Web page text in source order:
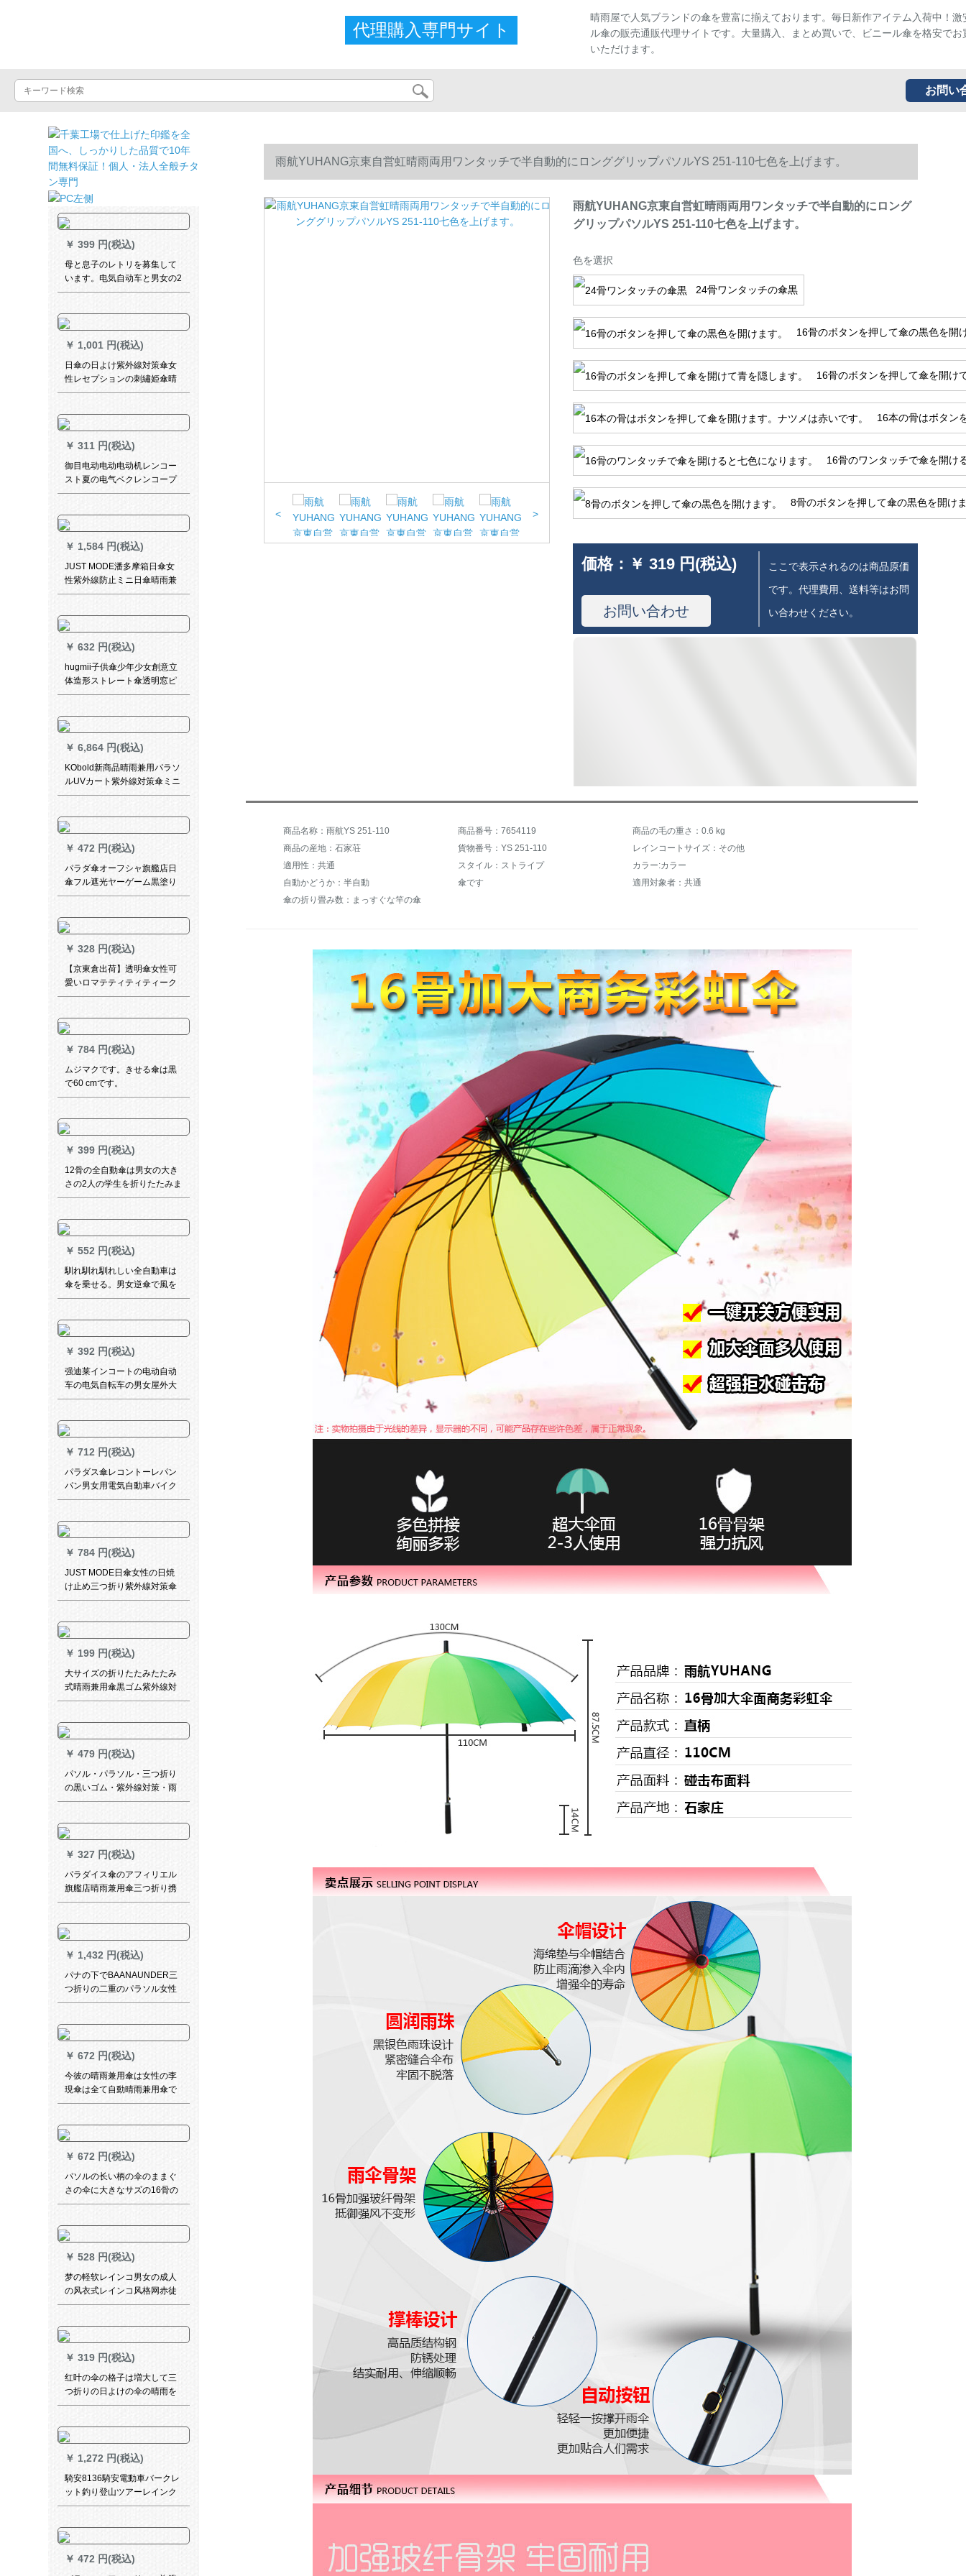
代理購入専門サイト
晴雨屋で人気ブランドの傘を豊富に揃えております。毎日新作アイテム入荷中！激
ル傘の販売通販代理サイトです。大量購入、まとめ買いで、ビニール傘を格安でお
いただけます。
お問い
￥ 399 円(税込)
母と息子のレトリを募集して
います。电気自动车と男女の2
人乗りのオーストリアは、厚
しました。
￥ 1,001 円(税込)
日傘の日よけ紫外線対策傘女
性レセプションの刺繡姫傘晴
雨兼用傘両用折りたたみた日
￥ 311 円(税込)
御目电动电动电动机レンコー
スト夏の电气ベクレンコープ
自転车シングルスポンティア
ランコンコンコンコンコント
ラックトラックトラックカー
バー-クラブブ白pvc XL
￥ 1,584 円(税込)
JUST MODE潘多摩箱日傘女
性紫外線防止ミニ日傘晴雨兼
用傘防水パラソル軽さ折りた
￥ 632 円(税込)
hugmii子供傘少年少女創意立
体造形ストレート傘透明窓ピ
ンキノコ48 cm*8 k
￥ 6,864 円(税込)
KObold新商品晴雨兼用パラソ
ルUVカート紫外線対策傘ミニ
傘折りたたみたみ傘
￥ 472 円(税込)
パラダ傘オーフシャ旗艦店日
傘フル遮光ヤーゲーム黒塗り
の日よけ傘小ぶり折りたたた
50 cm*6 k
￥ 328 円(税込)
【京東倉出荷】透明傘女性可
愛いロマテティティティーク
桜折られた傘透明子傘長柄傘
￥ 784 円(税込)
ムジマクです。きせる傘は黒
で60 cmです。
￥ 399 円(税込)
12骨の全自動傘は男女の大き
さの2人の学生を折りたたみま
す。简単に防风晴雨を强化し
￥ 552 円(税込)
馴れ馴れ馴れしい全自動車は
傘を乗せる。男女逆傘で風を
防ぐために、折り畳み傘を補
傘で反射します。全自動逆傘
です。琥珀【生涯無料で新し
ものに交換します。】
￥ 392 円(税込)
强迪莱インコートの电动自动
车の电気自転车の男女屋外大
人のウォーキング旅行帽子の
行ポンチー白L
￥ 712 円(税込)
パラダス傘レコントーレパン
パン男女用電気自動車バイク
レースレース2 A特蔵青XLコ
￥ 784 円(税込)
JUST MODE日傘女性の日焼
け止め三つ折り紫外線対策傘
晴雨パリソ三つ折り
￥ 199 円(税込)
大サイズの折りたたみたたみ
式晴雨兼用傘黒ゴム紫外線対
策男女日傘日焼防止傘小黒傘
下直径98 cm
￥ 479 円(税込)
パソル・パラソル・三つ折り
の黒いゴム・紫外線対策・雨
の日よけ兼用傘・春の光蘭
￥ 327 円(税込)
パラダイス傘のアフィリエル
旗艦店晴雨兼用傘三つ折り携
帯帯日傘黒ゴム日よけ傘男女1
￥ 1,432 円(税込)
パナの下でBAANAUNDER三
つ折りの二重のパラソル女性
パラソルの日よけ傘晴雨兼用
の傘の軽さ鉛筆シリズ
￥ 672 円(税込)
今彼の晴雨兼用傘は女性の李
現傘は全て自動晴雨兼用傘で
す。
￥ 672 円(税込)
パソルの长い柄の伞のままぐ
さの伞に大きなサズの16骨の
全自动半分をつけます。2人の
紫外线の晴雨を防ぎます。伞
の日伞のパソルビルです。
￥ 528 円(税込)
梦の軽软レインコ男女の成人
の风衣式レインコ风格网赤徒
歩旅行防水フュージョン连体
ードドドドド/适身身长165-85
cm
￥ 319 円(税込)
红叶の伞の格子は増大して三
つ折りの日よけの伞の晴雨を
固めて伞の三つ折りの钢の伞
ます。
￥ 1,272 円(税込)
騎安8136騎安電動車バークレ
ット釣り登山ツアーレインク
ーリング分身式二階帽子付気
￥ 472 円(税込)
雨航YUHANG京東自営虹晴雨両用ワンタッチで半自動的にロンググリップパソルYS 251-110七色を上げます。
< >
雨航YUHANG京東自営虹晴雨両用ワンタッチで半自動的にロング
グリップパソルYS 251-110七色を上げます。
色を選択
24骨ワンタッチの傘黒
16骨のボタンを押して傘の黒色を開
16骨のボタンを押して傘を開け
16本の骨はボタン
16骨のワンタッチで傘を開け
8骨のボタンを押して傘の黒色を開け
価格： ￥ 319 円(税込)
お問い合わせ
ここで表示されるのは商品原価
です。代理費用、送料等はお問
い合わせください。
商品名称：雨航YS 251-110 商品番号：7654119
商品の毛の重さ：0.6 kg
商品の産地：石家荘
貨物番号：YS 251-110
レインコートサイズ：その他
適用性：共通
スタイル：ストライプ
カラー:カラー
自動かどうか：半自動
傘です
適用対象者：共通
傘の折り畳み数：まっすぐな竿の傘